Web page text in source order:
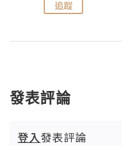
追蹤
發表評論
登入發表評論